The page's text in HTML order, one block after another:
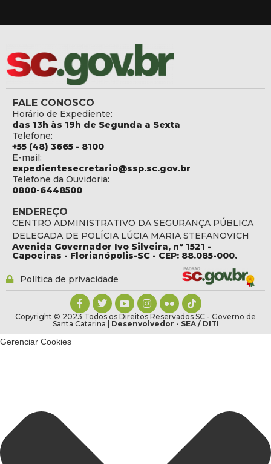
FALE CONOSCO
Horário de Expediente:
das 13h às 19h de Segunda a Sexta
Telefone:
+55 (48) 3665 - 8100
E-mail:
expedientesecretario@ssp.sc.gov.br
Telefone da Ouvidoria:
0800-6448500
ENDEREÇO
CENTRO ADMINISTRATIVO DA SEGURANÇA PÚBLICA
DELEGADA DE POLÍCIA LÚCIA MARIA STEFANOVICH
Avenida Governador Ivo Silveira, nº 1521 -
Capoeiras - Florianópolis-SC - CEP: 88.085-000.
Política de privacidade
Copyright © 2023 Todos os Direitos Reservados SC - Governo de
Santa Catarina | Desenvolvedor - SEA / DITI
Gerenciar Cookies